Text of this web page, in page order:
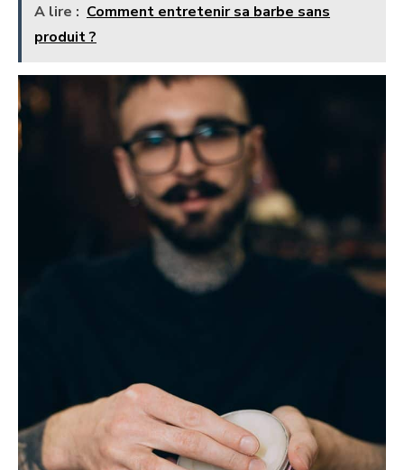
A lire : Comment entretenir sa barbe sans
produit ?